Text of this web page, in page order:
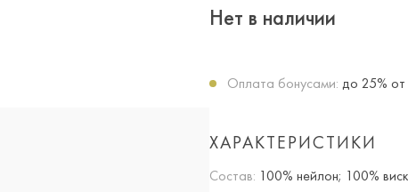
Нет в наличии
Оплата бонусами: до 25%
ХАРАКТЕРИСТИКИ
Состав: 100% нейлон; 100%